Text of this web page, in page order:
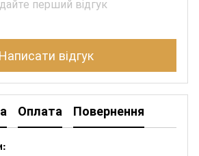
перший відгук
Написати відгук
Оплата Повернення